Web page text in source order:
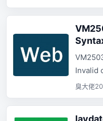
Invalid
臭大佬